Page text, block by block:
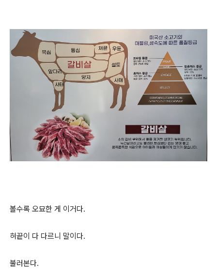
볼수록 오묘한 게 이거다.
혀끝이 다 다르니 말이다.
불러본다.